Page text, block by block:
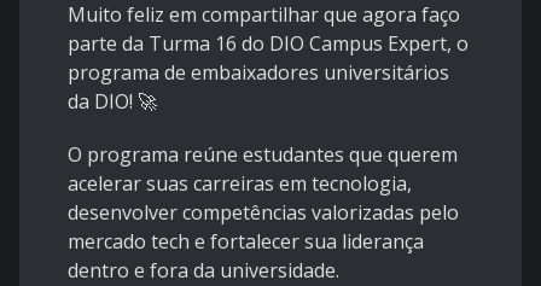
Muito feliz em compartilhar que agora faço
parte da Turma 16 do DIO Campus Expert, o
programa de embaixadores universitários
da DIO! 🚀
O programa reúne estudantes que querem
acelerar suas carreiras em tecnologia,
desenvolver competências valorizadas pelo
mercado tech e fortalecer sua liderança
dentro e fora da universidade.